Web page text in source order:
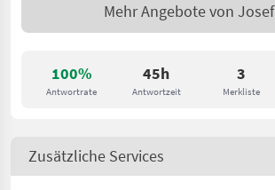
100%
Antwortrate
45h
Antwortzeit
3
Merkliste
Mehr Angebote von Josef
Zusätzliche Services